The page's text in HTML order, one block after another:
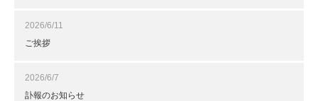
2026/6/11
ご挨拶
2026/6/7
訃報のお知らせ